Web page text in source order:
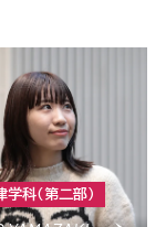
学科（第二部）